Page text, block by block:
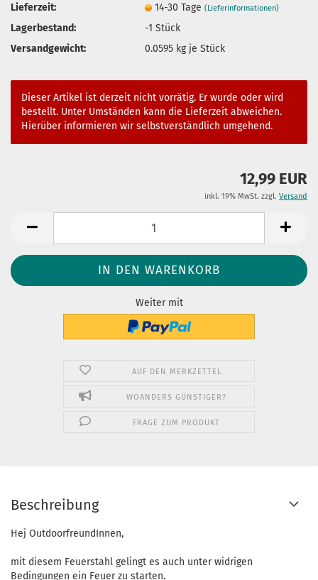
Lieferzeit:
14-30 Tage(Lieferinformationen)
Lagerbestand: -1Stück
Versandgewicht:
0.0595 kg je Stück
Dieser Artikel ist derzeit nicht vorrätig. Er wurde oder wird
bestellt. Unter Umständen kann die Lieferzeit abweichen.
Hierüber informieren wir selbstverständlich umgehend.
12,99 EUR
inkl. 19% MwSt. zzgl. Versand
Weiter mit
AUF DEN MERKZETTEL
WOANDERS GÜNSTIGER?
FRAGE ZUM PRODUKT
Beschreibung
Hej OutdoorfreundInnen,
mit diesem Feuerstahl gelingt es auch unter widrigen
Bedingungen ein Feuer zu starten.